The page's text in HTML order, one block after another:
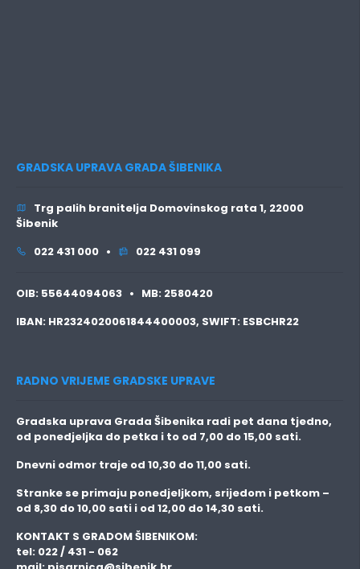
GRADSKA UPRAVA GRADA ŠIBENIKA
Trg palih branitelja Domovinskog rata 1, 22000
Šibenik
022 431 000 •
022 431 099
OIB: 55644094063 • MB: 2580420
IBAN: HR2324020061844400003, SWIFT: ESBCHR22
RADNO VRIJEME GRADSKE UPRAVE
Gradska uprava Grada Šibenika radi pet dana tjedno,
od ponedjeljka do petka i to od 7,00 do 15,00 sati.
Dnevni odmor traje od 10,30 do 11,00 sati.
Stranke se primaju ponedjeljkom, srijedom i petkom –
od 8,30 do 10,00 sati i od 12,00 do 14,30 sati.
KONTAKT S GRADOM ŠIBENIKOM:
tel: 022 / 431 - 062